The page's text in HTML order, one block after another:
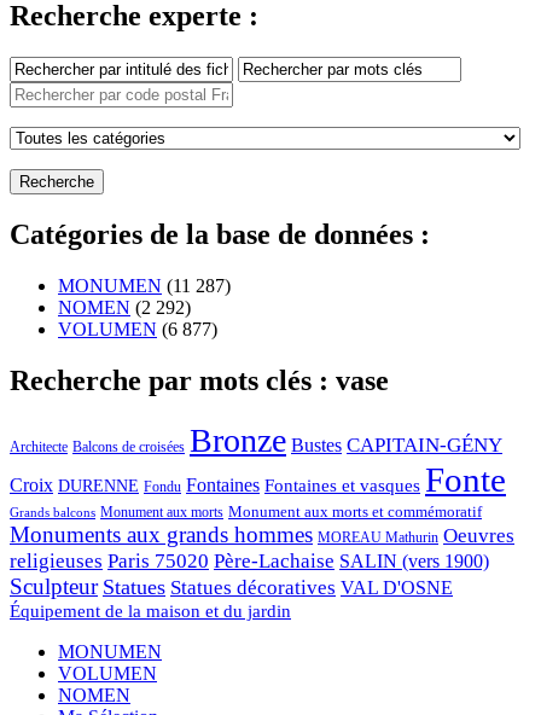
Recherche experte :
Catégories de la base de données :
MONUMEN (11 287)
NOMEN (2 292)
VOLUMEN (6 877)
Recherche par mots clés : vase
Architecte Balcons de croisées Bronze Bustes CAPITAIN-GÉNY
Croix DURENNE Fondu Fontaines Fontaines et vasques Fonte
Grands balcons Monument aux morts Monument aux morts et commémoratif
Monuments aux grands hommes MOREAU Mathurin Oeuvres
religieuses Paris 75020 Père-Lachaise SALIN (vers 1900)
Sculpteur Statues Statues décoratives VAL D'OSNE
Équipement de la maison et du jardin
MONUMEN
VOLUMEN
NOMEN